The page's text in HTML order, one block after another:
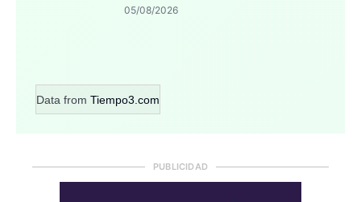
05/08/2026
Data from Tiempo3.com
PUBLICIDAD